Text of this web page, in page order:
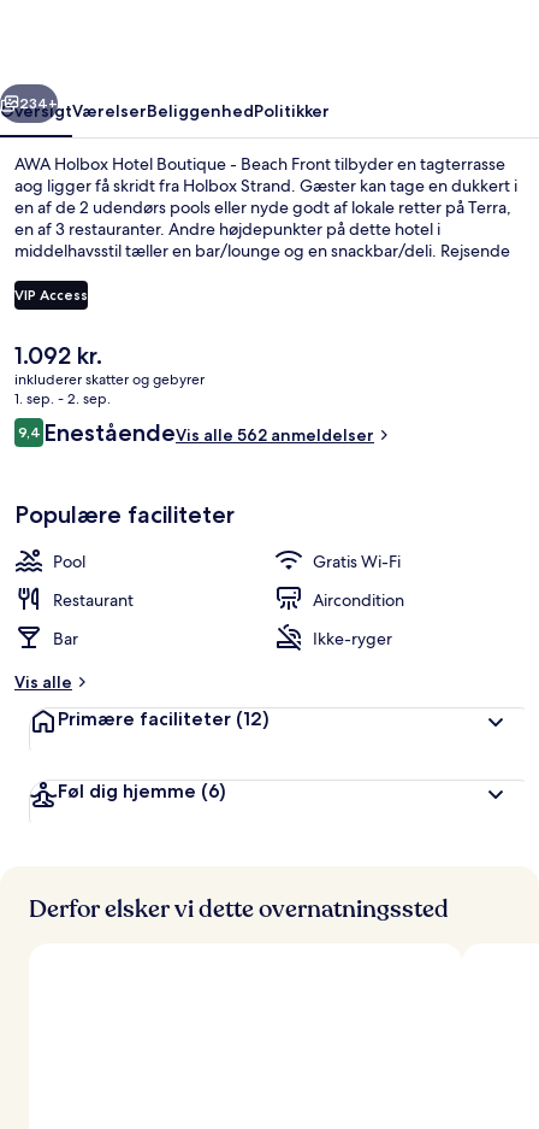
Front
Næste
234+
OversigtVærelserBeliggenhedPolitikker
AWA Holbox Hotel Boutique - Beach Front tilbyder en tagterrasse
aog ligger få skridt fra Holbox Strand. Gæster kan tage en dukkert i
en af de 2 udendørs pools eller nyde godt af lokale retter på Terra,
en af 3 restauranter. Andre højdepunkter på dette hotel i
middelhavsstil tæller en bar/lounge og en snackbar/deli. Rejsende
VIP Access
Den
nuværende
pris
er
1.092 kr.
1.092 kr.
inkluderer skatter og gebyrer
1. sep. - 2. sep.
Anmeldelser
9,49,4 ud af 10.
EneståendeVis alle 562 anmeldelser
Populære faciliteter
Pool
Gratis Wi-Fi
Restaurant
Aircondition
Bar
Ikke-ryger
Vis alle
Primære faciliteter (12)
Føl dig hjemme (6)
Derfor elsker vi dette overnatningssted